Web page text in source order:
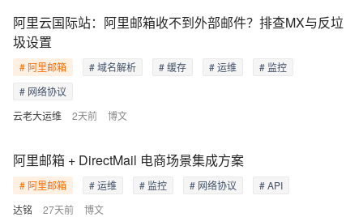
云老大运维 2天前 博文
阿里云国际站：阿里邮箱收不到外部邮件？排查MX与反垃
圾设置
# 阿里邮箱 # 域名解析 # 缓存 # 运维
# 监控
# 网络协议
达铭 27天前 博文
阿里邮箱 + DirectMail 电商场景集成方案
# 阿里邮箱 # 运维 # 监控 # 网络协议 # API